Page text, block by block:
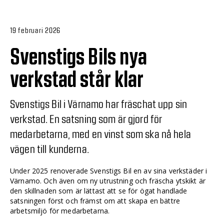
19 februari 2026
Svenstigs Bils nya
verkstad står klar
Svenstigs Bil i Värnamo har fräschat upp sin
verkstad. En satsning som är gjord för
medarbetarna, med en vinst som ska nå hela
vägen till kunderna.
Under 2025 renoverade Svenstigs Bil en av sina verkstäder i
Värnamo. Och även om ny utrustning och fräscha ytskikt är
den skillnaden som är lättast att se för ögat handlade
satsningen först och främst om att skapa en bättre
arbetsmiljö för medarbetarna.